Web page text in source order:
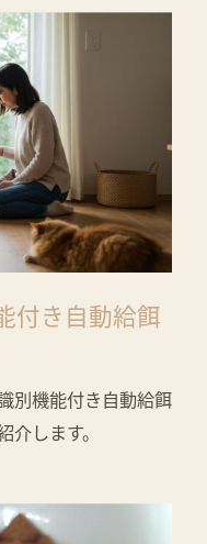
付き自動給餌
別機能付き自動給餌
します。